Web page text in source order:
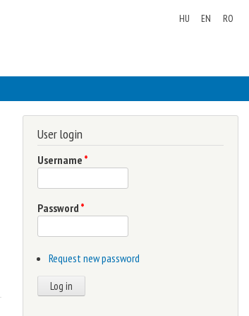
HU EN RO
User login
Username *
Password *
Request new password